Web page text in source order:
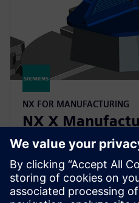
NX FOR MANUFACTURING
NX X
Premium
Forenkle
NX X Manufacturing
avanserte produktet, med